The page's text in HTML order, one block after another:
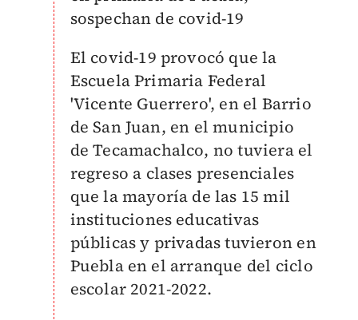
sospechan de covid-19
El covid-19 provocó que la
Escuela Primaria Federal
'Vicente Guerrero', en el Barrio
de San Juan, en el municipio
de Tecamachalco, no tuviera el
regreso a clases presenciales
que la mayoría de las 15 mil
instituciones educativas
públicas y privadas tuvieron en
Puebla en el arranque del ciclo
escolar 2021-2022.